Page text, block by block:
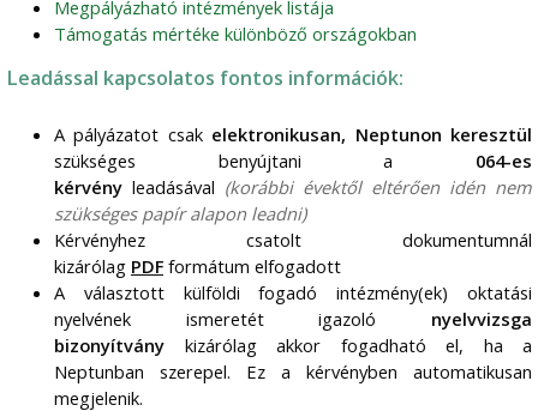
Megpályázható intézmények listája
Támogatás mértéke különböző országokban
Leadással kapcsolatos fontos információk:
A pályázatot csak elektronikusan, Neptunon keresztül
szükséges benyújtani a 064-es
kérvény leadásával (korábbi évektől eltérően idén nem
szükséges papír alapon leadni)
Kérvényhez csatolt dokumentumnál
kizárólag PDF formátum elfogadott
A választott külföldi fogadó intézmény(ek) oktatási
nyelvének ismeretét igazoló nyelvvizsga
bizonyítvány kizárólag akkor fogadható el, ha a
Neptunban szerepel. Ez a kérvényben automatikusan
megjelenik.